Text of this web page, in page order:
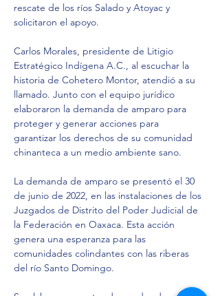
rescate de los ríos Salado y Atoyac y
solicitaron el apoyo.
Carlos Morales, presidente de Litigio
Estratégico Indígena A.C., al escuchar la
historia de Cohetero Montor, atendió a su
llamado. Junto con el equipo jurídico
elaboraron la demanda de amparo para
proteger y generar acciones para
garantizar los derechos de su comunidad
chinanteca a un medio ambiente sano.
La demanda de amparo se presentó el 30
de junio de 2022, en las instalaciones de los
Juzgados de Distrito del Poder Judicial de
la Federación en Oaxaca. Esta acción
genera una esperanza para las
comunidades colindantes con las riberas
del río Santo Domingo.